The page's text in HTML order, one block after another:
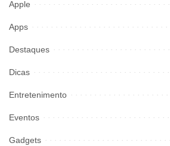
Apple
Apps
Destaques
Dicas
Entretenimento
Eventos
Gadgets